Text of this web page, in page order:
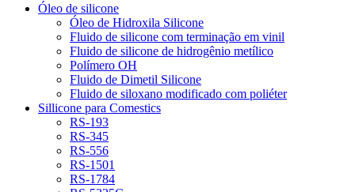
Óleo de silicone
Óleo de Hidroxila Silicone
Fluido de silicone com terminação em vinil
Fluido de silicone de hidrogênio metílico
Polímero OH
Fluido de Dimetil Silicone
Fluido de siloxano modificado com poliéter
Sillicone para Comestics
RS-193
RS-345
RS-556
RS-1501
RS-1784